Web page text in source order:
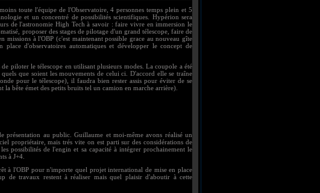
toute l'équipe de l'Observatoire, 4 personnes temps plein et 5
et un concentré de possibilités scientifiques. Hypérion sera
de l'astronomie High Tech à savoir : faire vivre en immersion le
proposer des stages de pilotage d'un grand télescope, faire de
missions à l'OBP (c'est maintenant possible grace au nouveau gîte
d'observatoires automatiques et développer le concept de
piloter le télescope en utilisant plusieurs modes. La coupole a été
que soient les mouvements de celui ci. D'accord elle se traîne
pour le télescope), il faudra bien rester assis pour éviter de se
bête émet des petits bruits tel un camion en marche arrière).
présentation au public. Guillaume et moi-même avons réalisé un
propriétaire, mais trés vite on est parti sur des considérations de
possibilités de l'engin et sa capacité à intégrer prochainement le
à J+4.
à l'OBP pour n'importe quel projet international de mise en place
de travaux restent à réaliser mais quel plaisir d'aboutir à cette